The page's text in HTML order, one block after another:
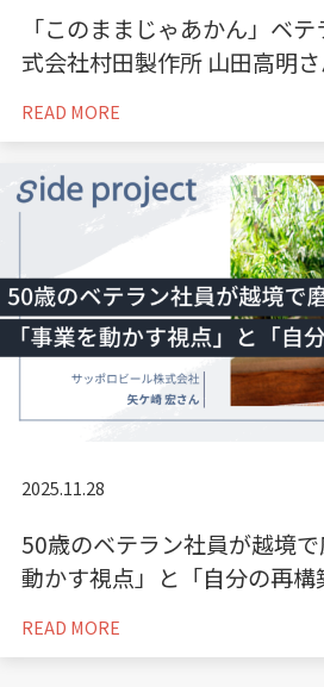
「このままじゃあかん」ベ
式会社村田製作所 山田高明
READ MORE
2025.11.28
50歳のベテラン社員が越境
動かす視点」と「自分の再構
READ MORE